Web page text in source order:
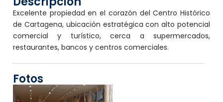
Excelente propiedad en el corazón del Centro Histórico
de Cartagena, ubicación estratégica con alto potencial
comercial y turístico, cerca a supermercados,
restaurantes, bancos y centros comerciales.
Fotos